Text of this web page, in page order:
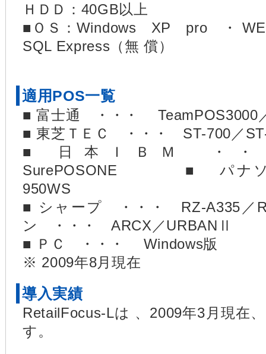
ＨＤＤ：40GB以上
■ＯＳ：Windows XP pro ・
SQL Express（無 償）
適用POS一覧
■ 富士通 ・・・ TeamPOS3000
■ 東芝ＴＥＣ ・・・ ST-700／
■ 日本ＩＢＭ ・・・
SurePOSONE ■ パナソ
950WS
■ シャープ ・・・ RZ-A335
ン ・・・ ARCX／URBANⅡ
■ ＰＣ ・・・ Windows版
※ 2009年8月現在
導入実績
RetailFocus-Lは 、2009年3月現在
す。